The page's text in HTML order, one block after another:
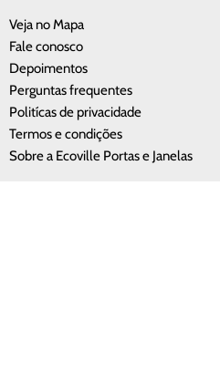
Veja no Mapa
Fale conosco
Depoimentos
Perguntas frequentes
Politícas de privacidade
Termos e condições
Sobre a Ecoville Portas e Janelas